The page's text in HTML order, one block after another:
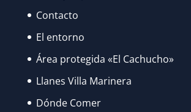
Contacto
El entorno
Área protegida «El Cachucho»
Llanes Villa Marinera
Dónde Comer